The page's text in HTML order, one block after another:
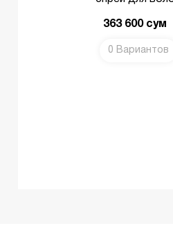
363 600сум
0 Вариантов